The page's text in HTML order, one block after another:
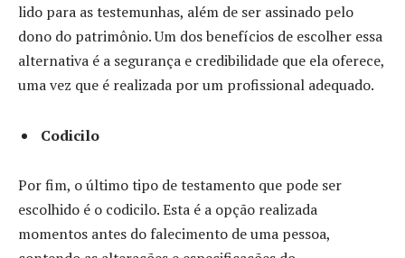
lido para as testemunhas, além de ser assinado pelo
dono do patrimônio. Um dos benefícios de escolher essa
alternativa é a segurança e credibilidade que ela oferece,
uma vez que é realizada por um profissional adequado.
Codicilo
Por fim, o último tipo de testamento que pode ser
escolhido é o codicilo. Esta é a opção realizada
momentos antes do falecimento de uma pessoa,